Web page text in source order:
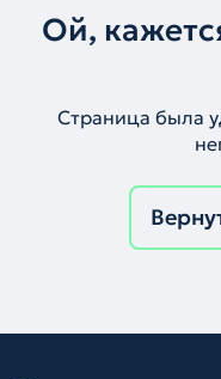
Ой,
Страница была